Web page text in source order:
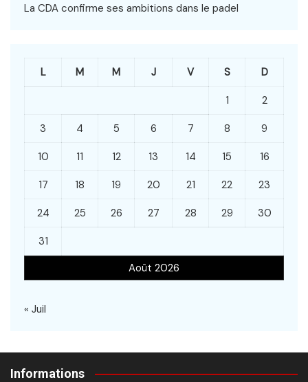
La CDA confirme ses ambitions dans le padel
Août 2026
L M M J V S D
1 2
3 4 5 6 7 8 9
10 11 12 13 14 15 16
17 18 19 20 21 22 23
24 25 26 27 28 29 30
31
« Juil
Informations